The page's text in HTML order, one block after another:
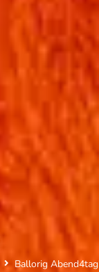
Ballorig Abend4tag